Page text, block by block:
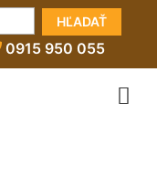
HĽADAŤ
0915 950 055